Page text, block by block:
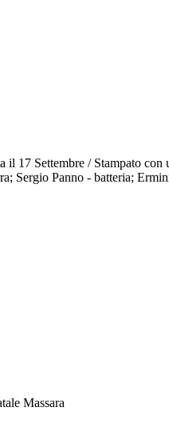
il 17 Settembre / Stampato
Sergio Panno - batteria;
Massara